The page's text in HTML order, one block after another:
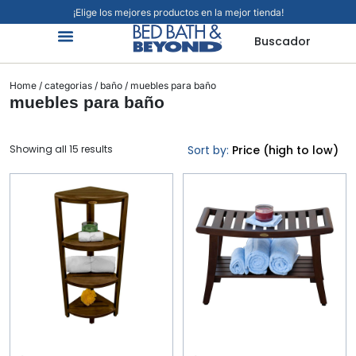
¡Elige los mejores productos en la mejor tienda!
Buscador
Home / categorias / baño / muebles para baño
muebles para baño
Sort by: Price (high to low)
Showing all 15 results